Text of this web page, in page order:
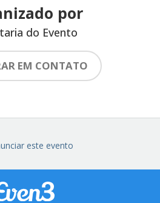
por
do Evento
EM CONTATO
este evento